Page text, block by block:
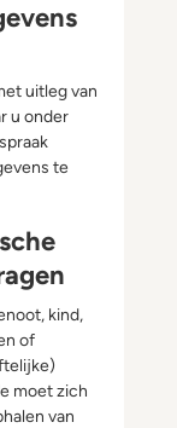
uitleg van
u onder
te
kind,
of
moet zich
van